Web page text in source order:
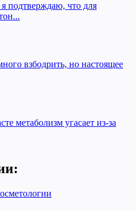
подтверждаю, что для
взбодрить, но настоящее
метаболизм угасает из-за